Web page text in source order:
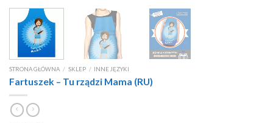
STRONA GŁÓWNA / SKLEP / INNE JĘZYKI
Fartuszek – Tu rządzi Mama (RU)